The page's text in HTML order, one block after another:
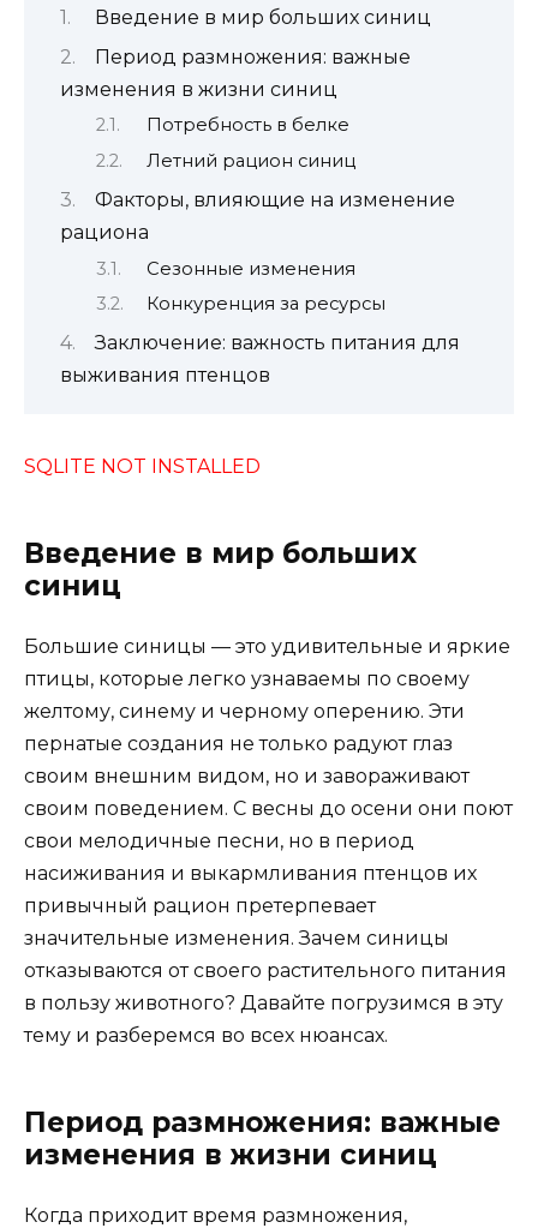
Введение в мир больших синиц
Период размножения: важные
изменения в жизни синиц
Потребность в белке
Летний рацион синиц
Факторы, влияющие на изменение
рациона
Сезонные изменения
Конкуренция за ресурсы
Заключение: важность питания для
выживания птенцов
SQLITE NOT INSTALLED
Введение в мир больших
синиц
Большие синицы — это удивительные и яркие
птицы, которые легко узнаваемы по своему
желтому, синему и черному оперению. Эти
пернатые создания не только радуют глаз
своим внешним видом, но и завораживают
своим поведением. С весны до осени они поют
свои мелодичные песни, но в период
насиживания и выкармливания птенцов их
привычный рацион претерпевает
значительные изменения. Зачем синицы
отказываются от своего растительного питания
в пользу животного? Давайте погрузимся в эту
тему и разберемся во всех нюансах.
Период размножения: важные
изменения в жизни синиц
Когда приходит время размножения,